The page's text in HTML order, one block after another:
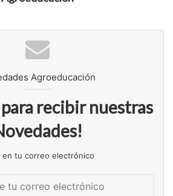
Agroeducación
recibir nuestras
en tu correo electrónico